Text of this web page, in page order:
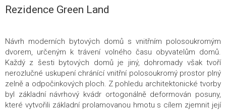
Rezidence Green Land
Návrh moderních bytových domů s vnitřním polosoukromým
dvorem, určeným k trávení volného času obyvatelům domů.
Každý z šesti bytových domů je jiný, dohromady však tvoří
nerozlučné uskupení chránící vnitřní polosoukromý prostor plný
zelně a odpočinkových ploch. Z pohledu architektonické tvorby
byl základní návrhový kvádr ortogonálně deformován posuny,
které vytvořili základní prolamovanou hmotu s cílem zjemnit její